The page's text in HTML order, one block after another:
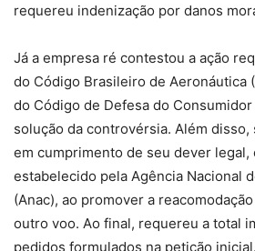
requereu indenização por danos
Já a empresa ré contestou a ação
do Código Brasileiro de Aeronáutica
do Código de Defesa do Consumidor
solução da controvérsia. Além
em cumprimento de seu dever legal,
estabelecido pela Agência Nacional
(Anac), ao promover a
outro voo. Ao final, requereu a total
pedidos formulados na petição inicial.